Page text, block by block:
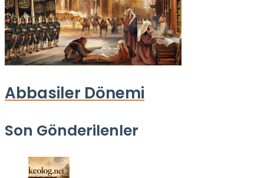
Abbasiler Dönemi
Son Gönderilenler